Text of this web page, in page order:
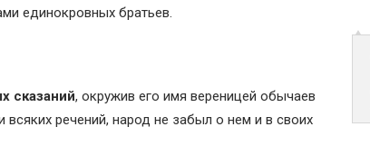
единокровных братьев.
сказаний, окружив его имя вереницей обычаев
речений, народ не забыл о нем и в своих